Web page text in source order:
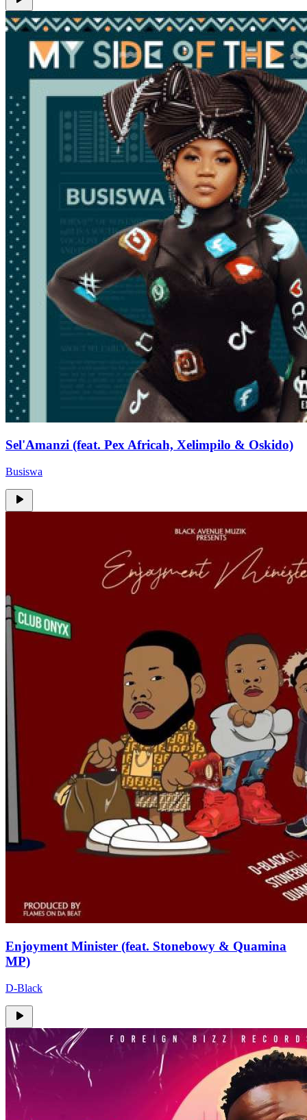
Sel'Amanzi (feat. Pex Africah, Xelimpilo & Oskido)
Busiswa
Enjoyment Minister (feat. Stonebowy & Quamina
MP)
D-Black